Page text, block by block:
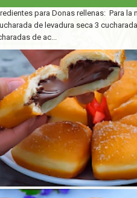
para Donas rellenas: Para la
de levadura seca 3
de ac...